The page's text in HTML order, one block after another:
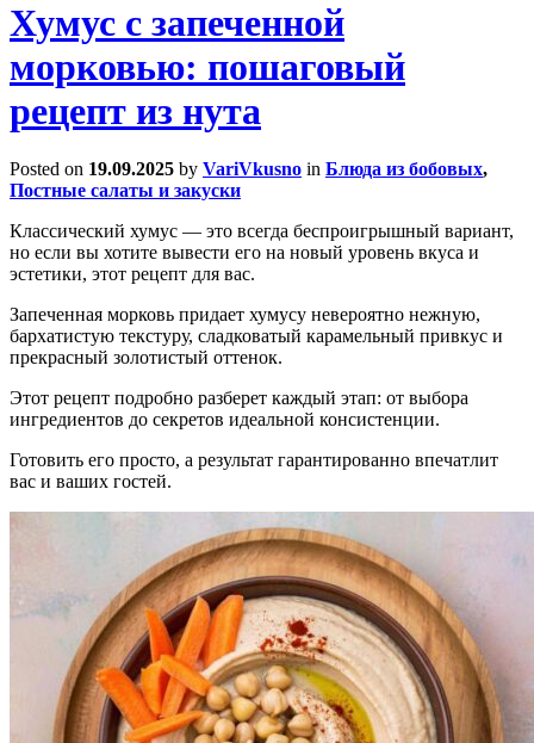
Хумус с запеченной
морковью: пошаговый
рецепт из нута
Posted on 19.09.2025 by VariVkusno in Блюда из бобовых,
Постные салаты и закуски
Классический хумус — это всегда беспроигрышный вариант,
но если вы хотите вывести его на новый уровень вкуса и
эстетики, этот рецепт для вас.
Запеченная морковь придает хумусу невероятно нежную,
бархатистую текстуру, сладковатый карамельный привкус и
прекрасный золотистый оттенок.
Этот рецепт подробно разберет каждый этап: от выбора
ингредиентов до секретов идеальной консистенции.
Готовить его просто, а результат гарантированно впечатлит
вас и ваших гостей.